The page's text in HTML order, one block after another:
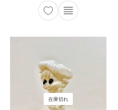
在庫切れ